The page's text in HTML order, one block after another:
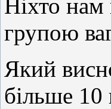
Ніхто нам
групою
Який
більше 10